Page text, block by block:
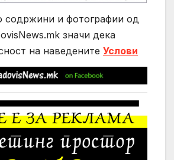
содржини и фотографии од
значи дека
на нaведените Услови